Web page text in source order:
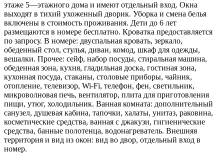
этаже 5—этажного дома и имеют отдельный вход. Окна
выходят в тихий ухоженный дворик. Уборка и смена белья
включены в стоимость проживания. Дети до 6 лет
размещаются в номере бесплатно. Кроватка предоставляется
по запросу. В номере: двуспальная кровать, зеркало,
обеденный стол, стулья, диван, комод, шкаф для одежды,
вешалки. Прочее: сейф, набор посуды, стиральная машина,
обеденная зона, кухня, гладильная доска, гостиная зона,
кухонная посуда, стаканы, столовые приборы, чайник,
отопление, телевизор, Wi-Fi, телефон, фен, светильник,
микроволновая печь, вентилятор, плита для приготовления
пищи, утюг, холодильник. Ванная комната: дополнительный
санузел, душевая кабина, тапочки, халаты, унитаз, раковина,
косметические средства, ванная с джакузи, гигиенические
средства, банные полотенца, водонагреватель. Внешняя
территория и вид из окон: вид во двор, отдельный вход в
номер.